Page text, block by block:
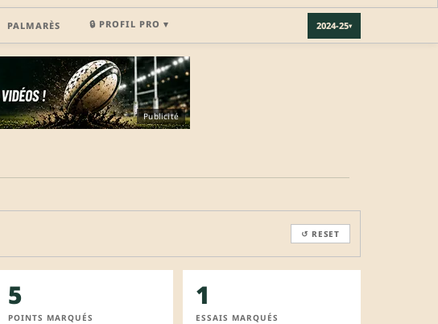
PALMARÈS 🔒 PROFIL PRO ▾ 2024-25▾
REJOINDRE LA COMMUNAUTÉ
Publicité
↺ RESET
5
POINTS MARQUÉS
1
ESSAIS MARQUÉS